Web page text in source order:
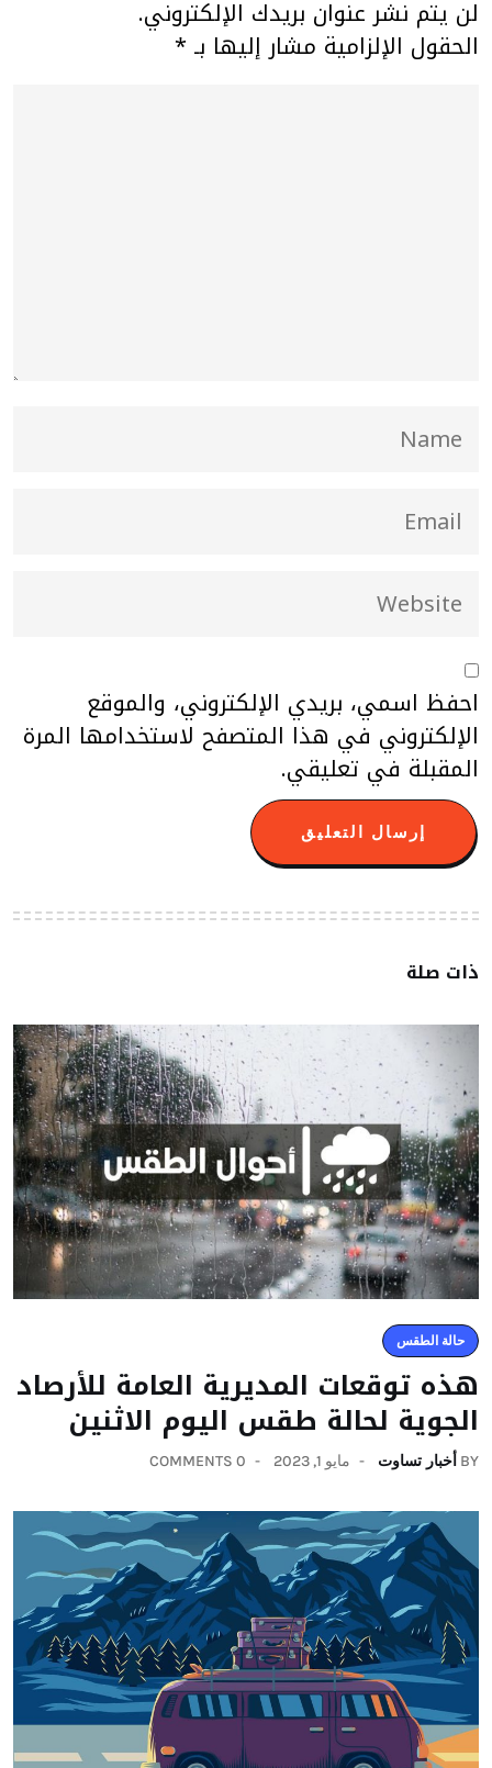
لن يتم نشر عنوان بريدك الإلكتروني.
الحقول الإلزامية مشار إليها بـ *
احفظ اسمي، بريدي الإلكتروني، والموقع
الإلكتروني في هذا المتصفح لاستخدامها المرة
المقبلة في تعليقي.
ذات صلة
حالة الطقس
هذه توقعات المديرية العامة للأرصاد
الجوية لحالة طقس اليوم الاثنين
BY أخبار تساوت مايو 1, 2023 0 COMMENTS